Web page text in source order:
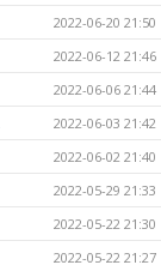
2022-06-20 21:50
2022-06-12 21:46
2022-06-06 21:44
2022-06-03 21:42
2022-06-02 21:40
2022-05-29 21:33
2022-05-22 21:30
2022-05-22 21:27